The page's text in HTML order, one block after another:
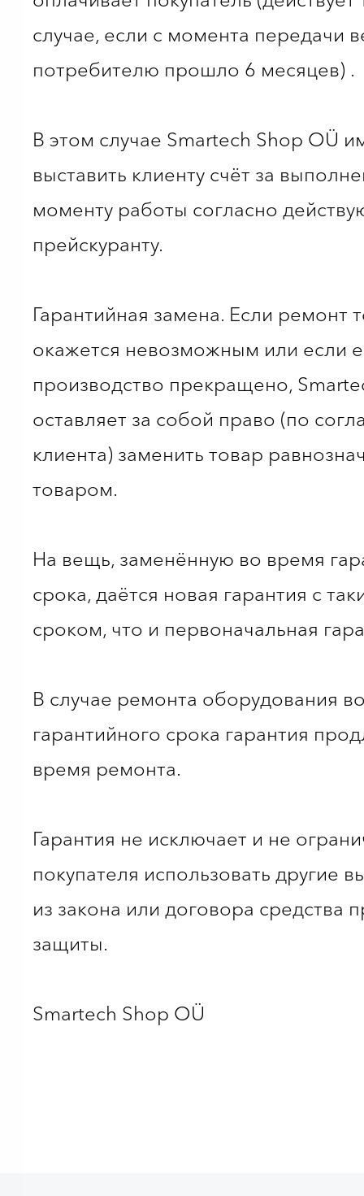
случае, если с момента передачи
потребителю прошло 6 месяцев) .
В этом случае Smartech Shop OÜ
выставить клиенту счёт за
моменту работы согласно
прейскуранту.
Гарантийная замена. Если ремонт
окажется невозможным или если
производство прекращено,
оставляет за собой право (по
клиента) заменить товар
товаром.
На вещь, заменённую во время
срока, даётся новая гарантия с
сроком, что и первоначальная
В случае ремонта оборудования
гарантийного срока гарантия
время ремонта.
Гарантия не исключает и не
покупателя использовать другие
из закона или договора средства
защиты.
Smartech Shop OÜ